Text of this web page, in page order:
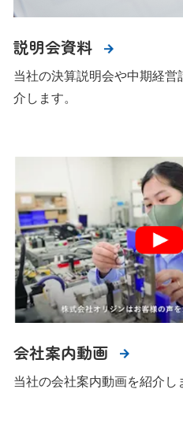
説明会資料
当社の決算説明会や中期経営
介します。
会社案内動画
当社の会社案内動画を紹介し